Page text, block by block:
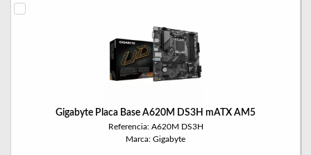
Gigabyte Placa Base A620M DS3H mATX AM5
Referencia: A620M DS3H
Marca: Gigabyte